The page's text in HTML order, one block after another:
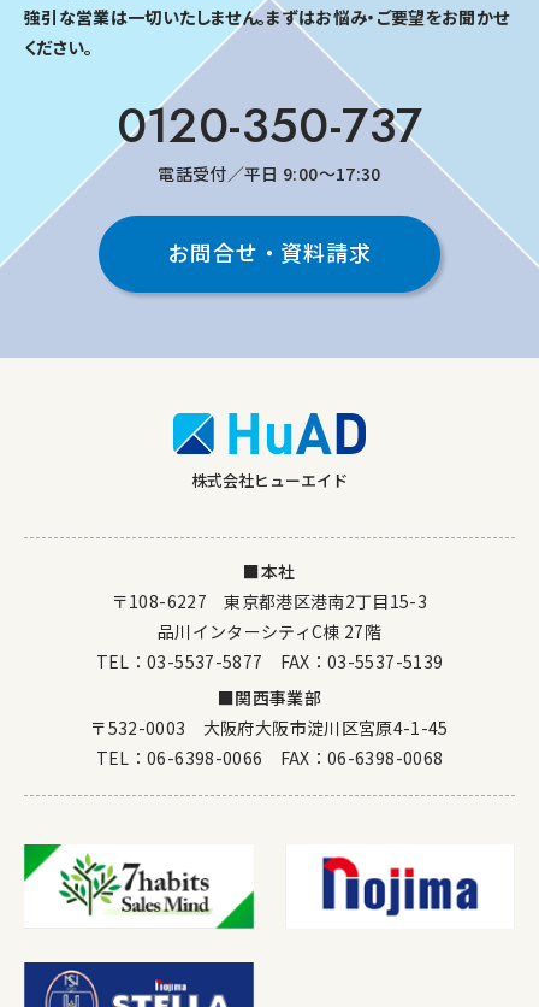
強引な営業は一切いたしません。まずはお悩み・ご要望をお聞かせ
ください。
0120-350-737
電話受付／平日 9:00～17:30
お問合せ・資料請求
株式会社ヒューエイド
■本社
〒108-6227 東京都港区港南2丁目15-3
品川インターシティC棟 27階
TEL：03-5537-5877 FAX：03-5537-5139
■関西事業部
〒532-0003 大阪府大阪市淀川区宮原4-1-45
TEL：06-6398-0066 FAX：06-6398-0068